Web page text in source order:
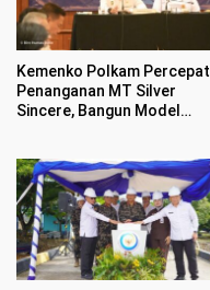
Kemenko Polkam Percepat
Penanganan MT Silver
Sincere, Bangun Model